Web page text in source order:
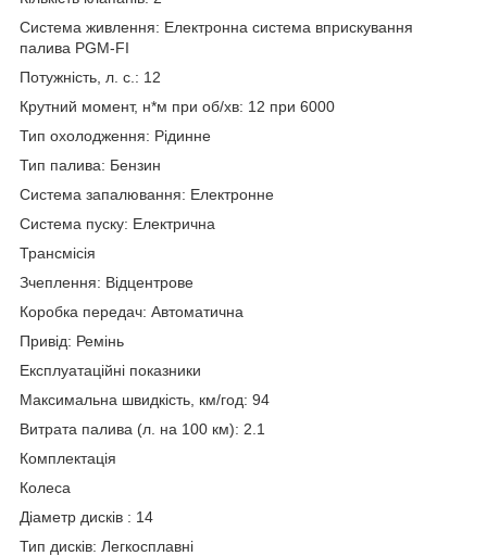
Система живлення: Електронна система вприскування
палива PGM-FI
Потужність, л. с.: 12
Крутний момент, н*м при об/хв: 12 при 6000
Тип охолодження: Рідинне
Тип палива: Бензин
Система запалювання: Електронне
Система пуску: Електрична
Трансмісія
Зчеплення: Відцентрове
Коробка передач: Автоматична
Привід: Ремінь
Експлуатаційні показники
Максимальна швидкість, км/год: 94
Витрата палива (л. на 100 км): 2.1
Комплектація
Колеса
Діаметр дисків : 14
Тип дисків: Легкосплавні